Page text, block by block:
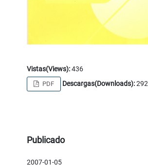
Vistas(Views):436
PDF Descargas(Downloads):292
Publicado
2007-01-05